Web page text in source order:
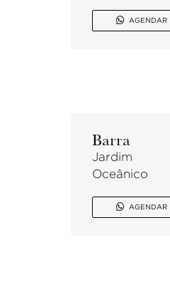
 AGENDAR
Barra
Jardim
Oceânico
 AGENDAR